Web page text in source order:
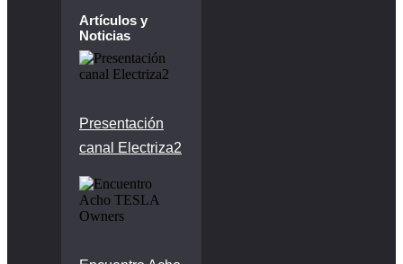
Artículos y
Noticias
Presentación
canal Electriza2